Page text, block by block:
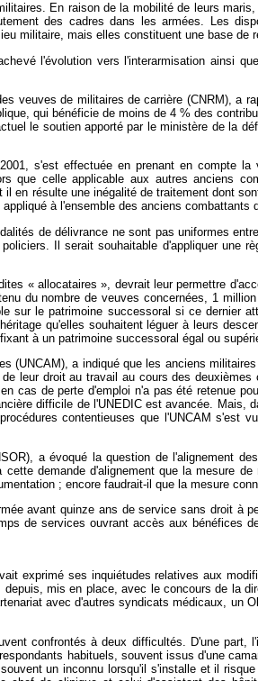
En raison de la mobilité de leurs
des cadres dans les armées. Les
militaire, mais elles constituent une base de
l'évolution vers l'interarmisation ainsi
veuves de militaires de carrière (CNRM), a
qui bénéficie de moins de 4 % des
le soutien apporté par le ministère de la
s'est effectuée en prenant en compte
que celle applicable aux autres anciens
en résulte une inégalité de traitement dont
à l'ensemble des anciens combattants
de délivrance ne sont pas uniformes
Il serait souhaitable d'appliquer une
« allocataires », devrait leur permettre
du nombre de veuves concernées, 1
sur le patrimoine successoral si ce dernier
qu'elles souhaitent léguer à leurs
à un patrimoine successoral égal ou
(UNCAM), a indiqué que les anciens
leur droit au travail au cours des
cas de perte d'emploi n'a pas été retenue
difficile de l'UNEDIC est avancée. Mais,
contentieuses que l'UNCAM s'est
a évoqué la question de l'alignement
demande d'alignement que la mesure
; encore faudrait-il que la mesure
avant quinze ans de service sans droit à
de services ouvrant accès aux bénéfices
exprimé ses inquiétudes relatives aux
mis en place, avec le concours de la
avec d'autres syndicats médicaux, un
confrontés à deux difficultés. D'une
habituels, souvent issus d'une
un inconnu lorsqu'il s'installe et il